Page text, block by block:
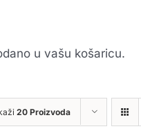
u vašu košaricu.
20 Proizvoda